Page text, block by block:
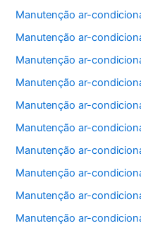
Manutenção ar-
Manutenção ar-
Manutenção ar-
Manutenção ar-
Manutenção ar-
Manutenção ar-
Manutenção ar-
Manutenção ar-
Manutenção ar-
Manutenção ar-